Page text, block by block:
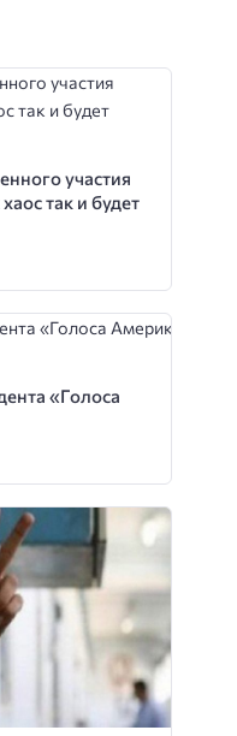
участия
так и будет
«Голоса